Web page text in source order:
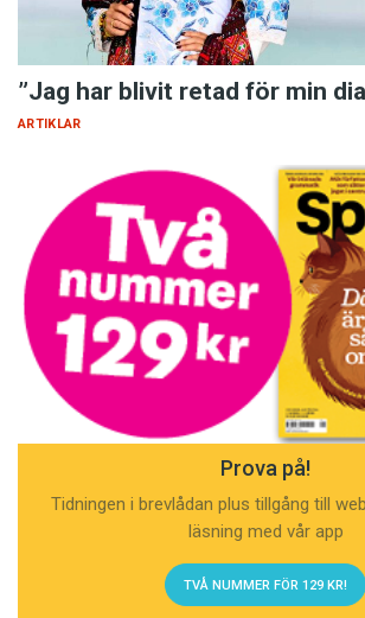
”Jag har blivit retad för min
ARTIKLAR
Prova på!
Tidningen i brevlådan plus tillgång till
läsning med vår app
TVÅ NUMMER FÖR 129 KR!